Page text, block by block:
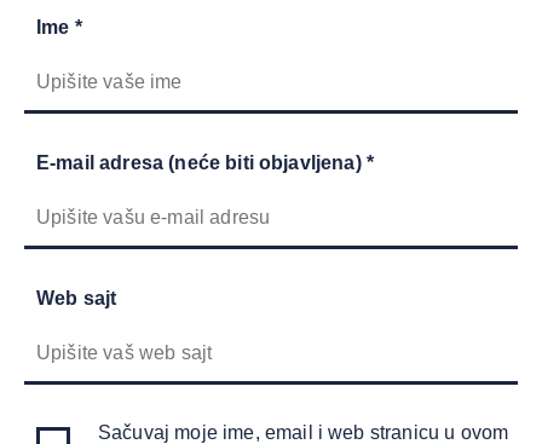
Ime *
E-mail adresa (neće biti objavljena) *
Web sajt
Sačuvaj moje ime, email i web stranicu u ovom